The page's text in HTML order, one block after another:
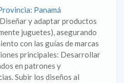
Panamá
y adaptar productos
juguetes), asegurando
con las guías de marcas
principales: Desarrollar
en patrones y
Subir los diseños al